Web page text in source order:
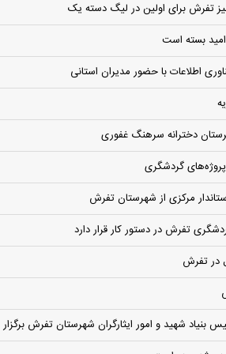
تفرش برای اولین در لیگ دسته یک
بسته است
اطلاعات با حضور مدیران استانی
دخترانه سرهنگ غفوری
گردشگری
مرکزی از شهرستان تفرش
تفرش در دستور کار قرار دارد
بنیاد شهید و امور ایثارگران شهرستان تفرش